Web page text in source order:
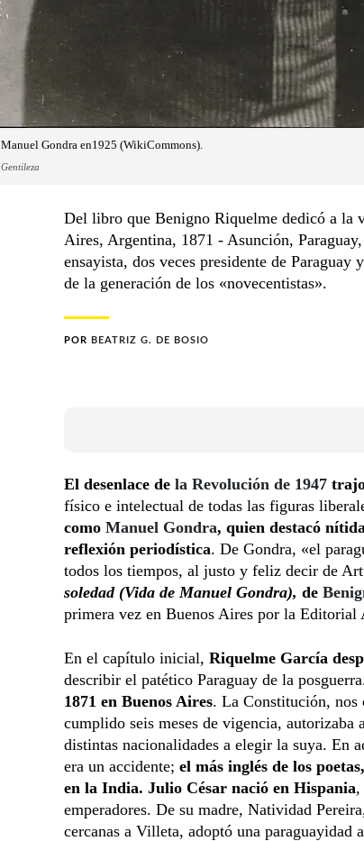
Manuel Gondra en1925 (WikiCommons).
Gentileza
Del libro que Benigno Riquelme dedicó a la
Aires, Argentina, 1871 - Asunción,
ensayista, dos veces presidente de
de la generación de los «novecentistas».
POR BEATRIZ G. DE BOSIO
El desenlace de la Revolución de 1947
físico e intelectual de todas las figuras
como Manuel Gondra, quien destacó
reflexión periodística. De Gondra, «el
todos los tiempos, al justo y feliz decir de
soledad (Vida de Manuel Gondra), de
primera vez en Buenos Aires por la Editorial
En el capítulo inicial, Riquelme García
describir el patético Paraguay de la
1871 en Buenos Aires. La Constitución, nos
cumplido seis meses de vigencia, autorizaba
distintas nacionalidades a elegir la suya. En
era un accidente; el más inglés de los poetas,
en la India. Julio César nació en Hispania,
emperadores. De su madre, Natividad
cercanas a Villeta, adoptó una paraguayidad